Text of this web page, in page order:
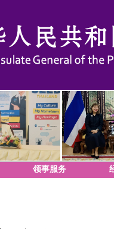
领事服务